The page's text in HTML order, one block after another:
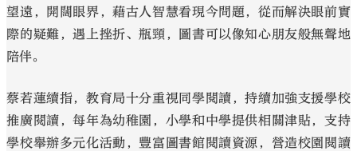
望遠，開闊眼界，藉古人智慧看現今問題，從而解決眼前實
際的疑難，遇上挫折、瓶頸，圖書可以像知心朋友般無聲地
陪伴。
蔡若蓮續指，教育局十分重視同學閱讀，持續加強支援學校
推廣閱讀，每年為幼稚園，小學和中學提供相關津貼，支持
學校舉辦多元化活動，豐富圖書館閱讀資源，營造校園閱讀